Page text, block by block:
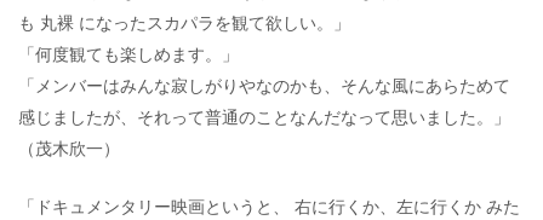
も 丸裸 になったスカパラを観て欲しい。」
「何度観ても楽しめます。」
「メンバーはみんな寂しがりやなのかも、そんな風にあらためて
感じましたが、それって普通のことなんだなって思いました。」
（茂木欣一）
「ドキュメンタリー映画というと、 右に行くか、左に行くか みた